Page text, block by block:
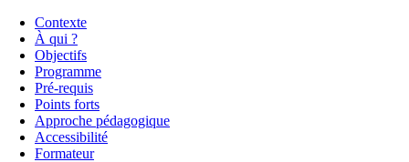
Contexte
À qui ?
Objectifs
Programme
Pré-requis
Points forts
Approche pédagogique
Accessibilité
Formateur